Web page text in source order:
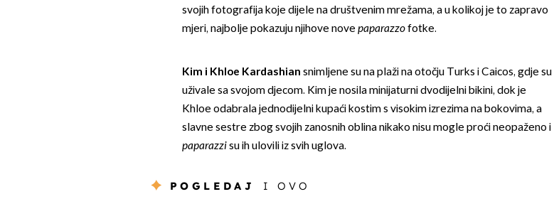
svojih fotografija koje dijele na društvenim mrežama, a u kolikoj je to zapravo
mjeri, najbolje pokazuju njihove nove paparazzofotke.
Kim i Khloe Kardashian snimljene su na plaži na otočju Turks i Caicos, gdje su
uživale sa svojom djecom. Kim je nosila minijaturni dvodijelni bikini, dok je
Khloe odabrala jednodijelni kupaći kostim s visokim izrezima na bokovima, a
slavne sestre zbog svojih zanosnih oblina nikako nisu mogle proći neopaženo i
paparazzisu ih ulovili iz svih uglova.
POGLEDAJ I OVO